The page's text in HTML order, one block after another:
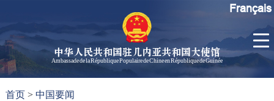
中华人民共和国驻几内亚共和国大使馆
Ambassade de la République Populaire de Chine en République de Guinée
Français
首页 >中国要闻